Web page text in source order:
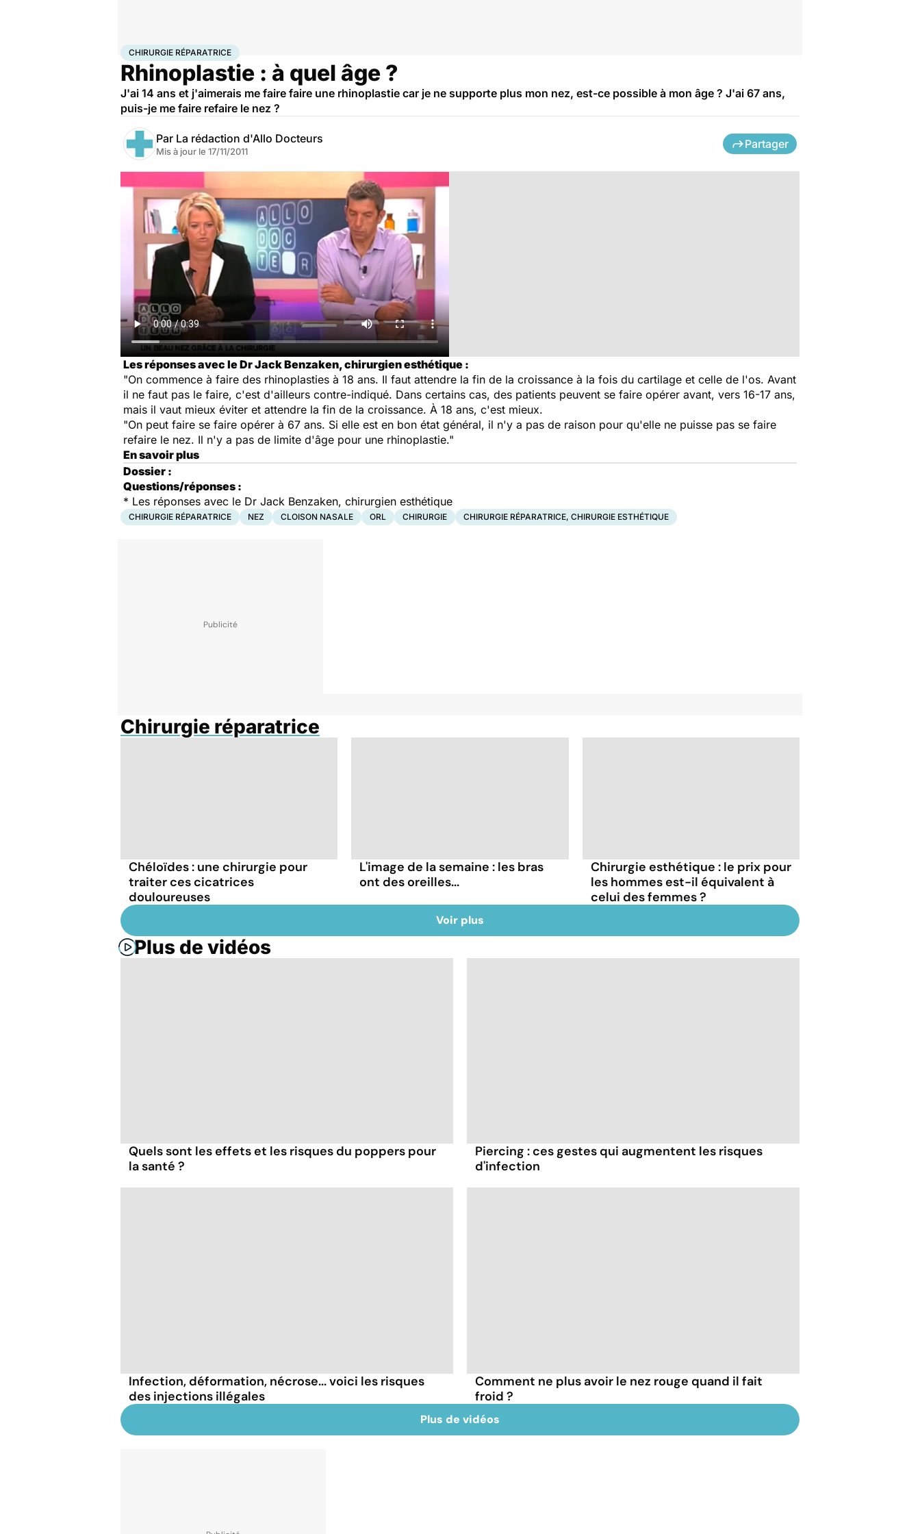
AccueilSantéMaladiesChirurgie réparatrice
CHIRURGIE RÉPARATRICE
Rhinoplastie : à quel âge ?
J'ai 14 ans et j'aimerais me faire faire une rhinoplastie car je ne supporte plus mon nez, est-ce possible à mon âge ? J'ai 67 ans,
puis-je me faire refaire le nez ?
Par La rédaction d'Allo Docteurs
Mis à jour le 17/11/2011
Partager
Les réponses avec le Dr Jack Benzaken, chirurgien esthétique :
"On commence à faire des rhinoplasties à 18 ans. Il faut attendre la fin de la croissance à la fois du cartilage et celle de l'os. Avant
il ne faut pas le faire, c'est d'ailleurs contre-indiqué. Dans certains cas, des patients peuvent se faire opérer avant, vers 16-17 ans,
mais il vaut mieux éviter et attendre la fin de la croissance. À 18 ans, c'est mieux.
"On peut faire se faire opérer à 67 ans. Si elle est en bon état général, il n'y a pas de raison pour qu'elle ne puisse pas se faire
refaire le nez. Il n'y a pas de limite d'âge pour une rhinoplastie."
En savoir plus
Dossier :
Questions/réponses :
* Les réponses avec le Dr Jack Benzaken, chirurgien esthétique
CHIRURGIE RÉPARATRICE NEZ CLOISON NASALE ORL CHIRURGIE CHIRURGIE RÉPARATRICE, CHIRURGIE ESTHÉTIQUE
Chirurgie réparatrice
Chéloïdes : une chirurgie pour
traiter ces cicatrices
douloureuses
L'image de la semaine : les bras
ont des oreilles...
Chirurgie esthétique : le prix pour
les hommes est-il équivalent à
celui des femmes ?
Voir plus
Plus de vidéos
Quels sont les effets et les risques du poppers pour
la santé ?
Piercing : ces gestes qui augmentent les risques
d'infection
Infection, déformation, nécrose... voici les risques
des injections illégales
Comment ne plus avoir le nez rouge quand il fait
froid ?
Plus de vidéos